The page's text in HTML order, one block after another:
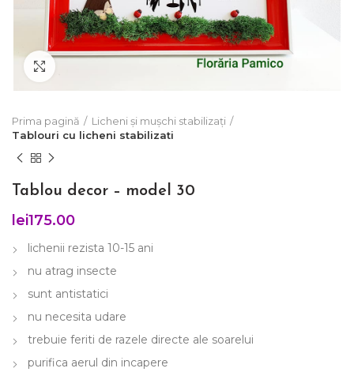
Prima pagină
Licheni și mușchi stabilizați
Tablouri cu licheni stabilizati
Tablou decor – model 30
lei175.00
lichenii rezista 10-15 ani
nu atrag insecte
sunt antistatici
nu necesita udare
trebuie feriti de razele directe ale soarelui
purifica aerul din incapere